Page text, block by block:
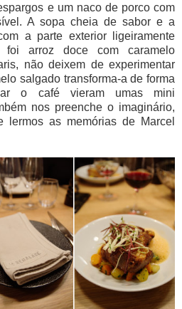
e um naco de porco com
A sopa cheia de sabor e a
a parte exterior ligeiramente
foi arroz doce com caramelo
não deixem de experimentar
salgado transforma-a de forma
o café vieram umas mini
nos preenche o imaginário,
lermos as memórias de Marcel